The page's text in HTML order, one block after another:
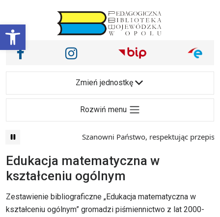
Otwórz pasek narzędzi
Main Navigation
Nasze media społecznościowe i inne
Facebook Instagram
Zmień jednostkę
Rozwiń menu
Szanowni Państwo, respektując przepisy prawa
Edukacja matematyczna w
kształceniu ogólnym
Zestawienie bibliograficzne „Edukacja matematyczna w
kształceniu ogólnym” gromadzi piśmiennictwo z lat 2000-